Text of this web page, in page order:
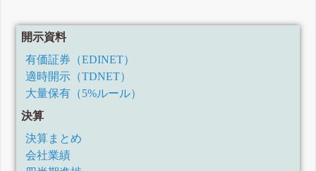
開示資料
有価証券（EDINET）
適時開示（TDNET）
大量保有（5%ルール）
決算
決算まとめ
会社業績